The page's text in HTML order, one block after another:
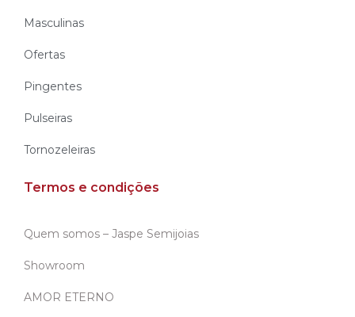
Masculinas
Ofertas
Pingentes
Pulseiras
Tornozeleiras
Termos e condições
Quem somos – Jaspe Semijoias
Showroom
AMOR ETERNO